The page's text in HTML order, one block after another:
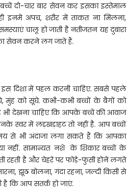
दो-चार बार सेवन कर इसका इस्तेमाल
इनमें अपच, शरीर में ताकत ना मिलना,
चालू हो जाती है नतीजतन यह दुबारा
सेवन करने लग जाते हैं.
दिशा में पहल करनी चाहिए. सबसे पहले
को सूंघे. कभी-कभी बच्चों के बैगों को
भी देखना चाहिए कि आपके बच्चें की आवाज
स्वर में लड़खड़ाहट तो नहीं है. आप बच्चों
से भी अंदाजा लगा सकते हैं कि आपका
नहीं. सामान्यतः नशे के शिकार बच्चों के
रहती है और चेहरे पर फोड़े-फुंसी होने लगते
झूठ बोलना, गंदा रहना, जल्दी किसी से
है कि आप सतर्क हो जाएं.